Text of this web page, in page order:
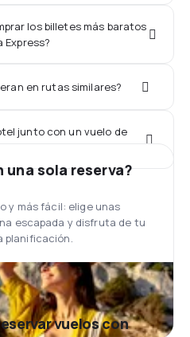
los billetes más baratos
Express?
en rutas similares?
junto con un vuelo de
una sola reserva?
y más fácil: elige unas
escapada y disfruta de tu
planificación.
vuelos con